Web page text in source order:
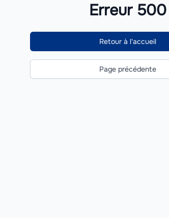
Erreur 500
Retour à l'accueil
Page précédente